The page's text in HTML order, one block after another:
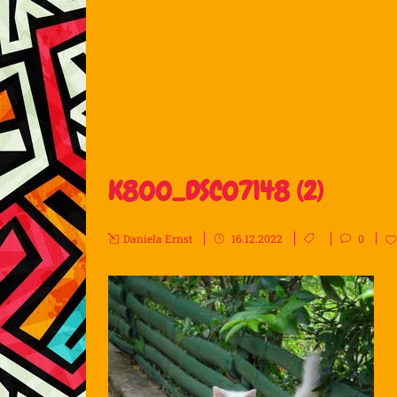
K800_DSC07148 (2)
Daniela Ernst 16.12.2022 0